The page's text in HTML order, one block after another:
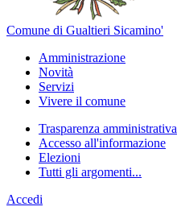
Comune di Gualtieri Sicamino'
Amministrazione
Novità
Servizi
Vivere il comune
Trasparenza amministrativa
Accesso all'informazione
Elezioni
Tutti gli argomenti...
Accedi